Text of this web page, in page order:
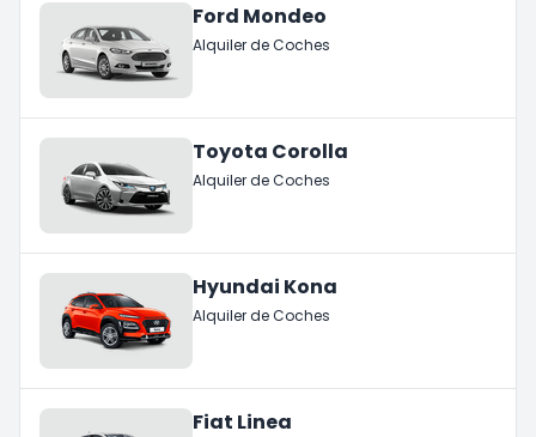
Ford Mondeo
Alquiler de Coches
Toyota Corolla
Alquiler de Coches
Hyundai Kona
Alquiler de Coches
Fiat Linea